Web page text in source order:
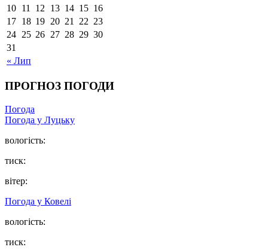
« Лип
10 11 12 13 14 15 16
17 18 19 20 21 22 23
24 25 26 27 28 29 30
31
ПРОГНОЗ ПОГОДИ
Погода
Погода у Луцьку
вологість:
тиск:
вітер:
Погода у Ковелі
вологість:
тиск: